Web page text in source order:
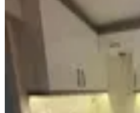
Yedieylül
Eşyaları
Efeler, Yedi
26.000 ₺